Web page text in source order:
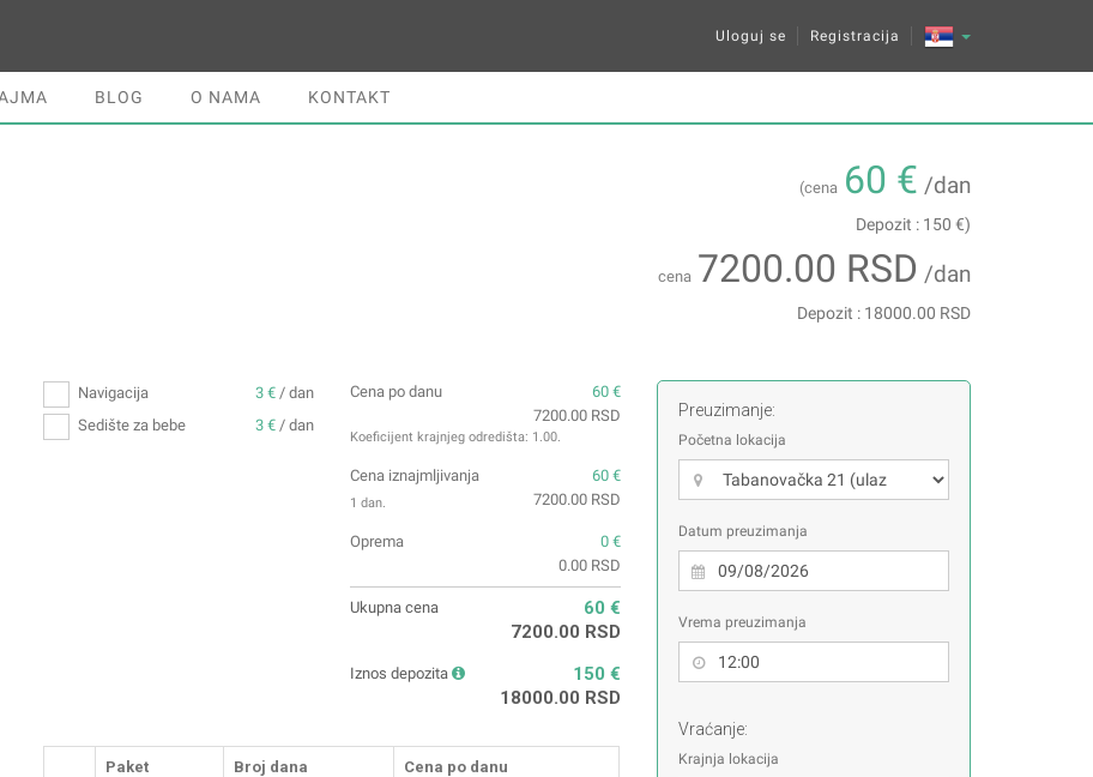
Uloguj se Registracija
BLOG O NAMA KONTAKT
(cena 60 € /dan
Depozit : 150 €)
cena 7200.00 RSD /dan
Depozit : 18000.00 RSD
Navigacija 3 €/ dan
Sedište za bebe
3 €/ dan
Cena po danu
60 €
7200.00 RSD
Koeficijent krajnjeg odredišta: 1.00.
Cena iznajmljivanja
60 €
7200.00 RSD
1 dan.
Oprema
0 €
0.00 RSD
Ukupna cena
60 €
7200.00 RSD
Iznos depozita
150 €
18000.00 RSD
Paket Broj dana Cena po danu
Preuzimanje:
Početna lokacija
Datum preuzimanja
Vrema preuzimanja
Vraćanje:
Krajnja lokacija